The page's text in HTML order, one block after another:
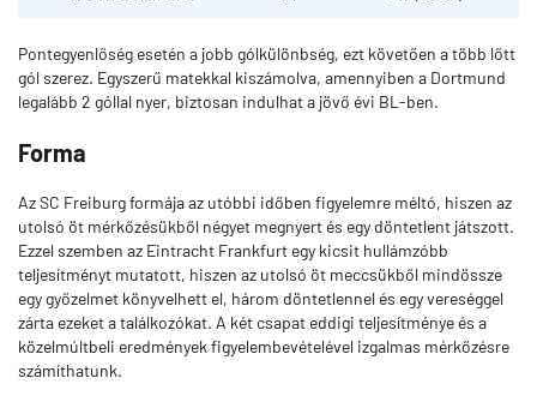
Pontegyenlőség esetén a jobb gólkülönbség, ezt követően a több lőtt
gól szerez. Egyszerű matekkal kiszámolva, amennyiben a Dortmund
legalább 2 góllal nyer, biztosan indulhat a jövő évi BL-ben.
Forma
Az SC Freiburg formája az utóbbi időben figyelemre méltó, hiszen az
utolsó öt mérkőzésükből négyet megnyert és egy döntetlent játszott.
Ezzel szemben az Eintracht Frankfurt egy kicsit hullámzóbb
teljesítményt mutatott, hiszen az utolsó öt meccsükből mindössze
egy győzelmet könyvelhett el, három döntetlennel és egy vereséggel
zárta ezeket a találkozókat. A két csapat eddigi teljesítménye és a
közelmúltbeli eredmények figyelembevételével izgalmas mérkőzésre
számíthatunk.